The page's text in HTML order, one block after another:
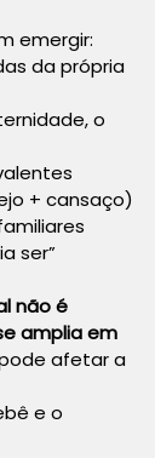
emergir:
da própria
o
+ cansaço)
ser”
não é
amplia em
afetar a
e o